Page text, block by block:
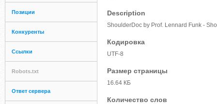
Позиции
Конкуренты
Ссылки
Robots.txt
Ответ сервера
Description
ShoulderDoc by Prof. Lennard Funk -
Кодировка
UTF-8
Размер страницы
16.64 КБ
Количество слов